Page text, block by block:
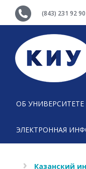
(843) 231 92 90
ОБ УНИВЕРСИТЕТЕ
ЭЛЕКТРОННАЯ
Казанский